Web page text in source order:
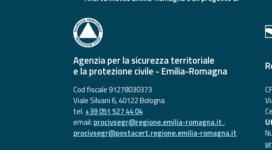
Agenzia per la sicurezza territoriale
e la protezione civile - Emilia-Romagna
Cod fiscale 91278030373
Viale Silvani 6, 40122 Bologna
tel. +39 051 527 44 04
email: procivsegr@regione.emilia-romagna.it,
procivsegr@postacert.regione.emilia-romagna.it